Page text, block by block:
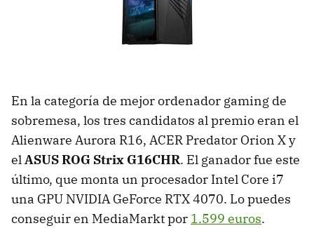
En la categoría de mejor ordenador gaming de
sobremesa, los tres candidatos al premio eran el
Alienware Aurora R16, ACER Predator Orion X y
elASUS ROG Strix G16CHR. El ganador fue este
último, que monta un procesador Intel Core i7
una GPU NVIDIA GeForce RTX 4070. Lo puedes
conseguir en MediaMarkt por 1.599 euros.